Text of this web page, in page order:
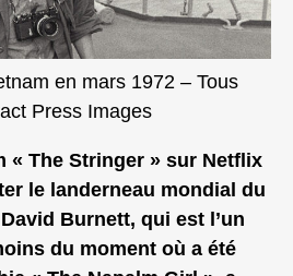
en mars 1972 – Tous
Press Images
« The Stringer » sur Netflix
le landerneau mondial du
Burnett, qui est l’un
du moment où a été